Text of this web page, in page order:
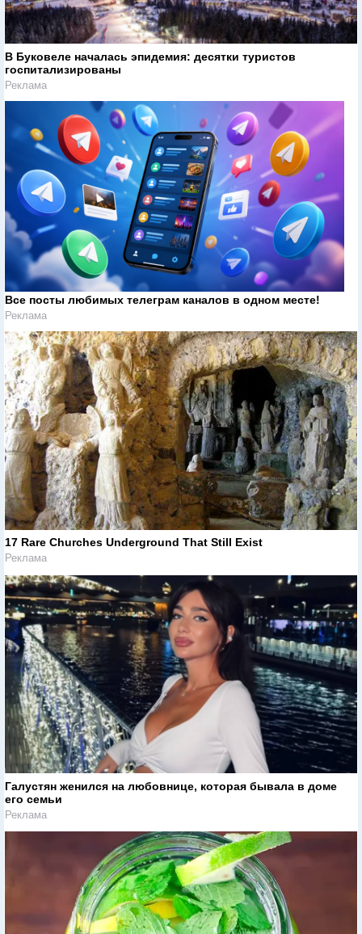
В Буковеле началась эпидемия: десятки туристов
госпитализированы
Реклама
Все посты любимых телеграм каналов в одном месте!
Реклама
17 Rare Churches Underground That Still Exist
Реклама
Галустян женился на любовнице, которая бывала в доме
его семьи
Реклама